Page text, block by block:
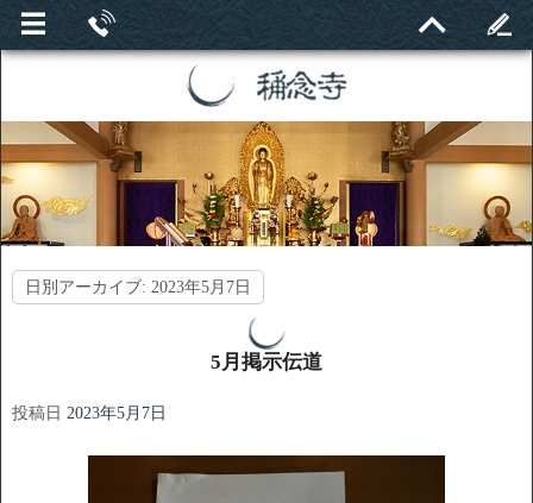
日別アーカイブ: 2023年5月7日
5月掲示伝道
投稿日 2023年5月7日